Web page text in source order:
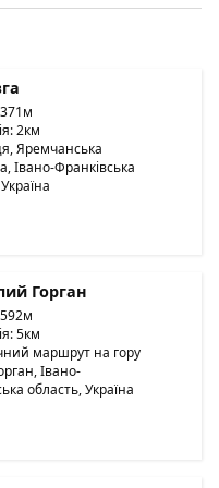
центр
скутерів "Segway"
2км
Яремчанська
Івано-Франківська
Горган
5км
маршрут на гору
Івано-
область, Україна